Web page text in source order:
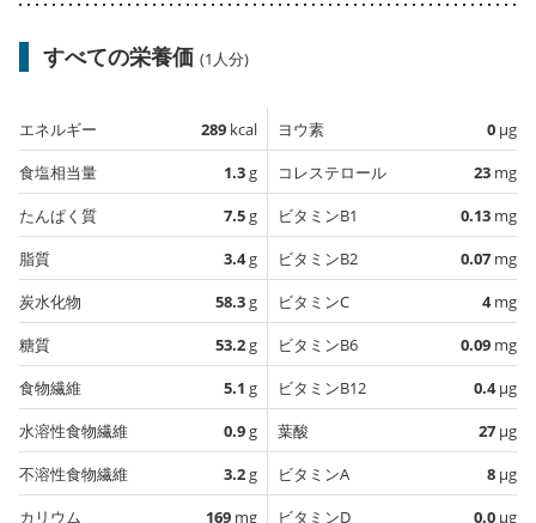
すべての栄養価 (1人分)
エネルギー 289 kcal
食塩相当量
1.3g
たんぱく質
7.5g
脂質
3.4g
炭水化物
58.3g
糖質
53.2g
食物繊維
5.1 g
水溶性食物繊維
0.9g
不溶性食物繊維
3.2g
カリウム
169 mg
ヨウ素 0 µg
コレステロール
23 mg
ビタミンB1
0.13 mg
ビタミンB2
0.07 mg
ビタミンC
4mg
ビタミンB6
0.09 mg
ビタミンB12
0.4µg
葉酸
27 µg
ビタミンA
8 µg
ビタミンD
0.0 µg